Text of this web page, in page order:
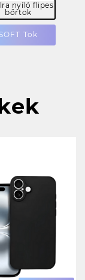
nyíló flipes
bőrtok
SOFT Tok